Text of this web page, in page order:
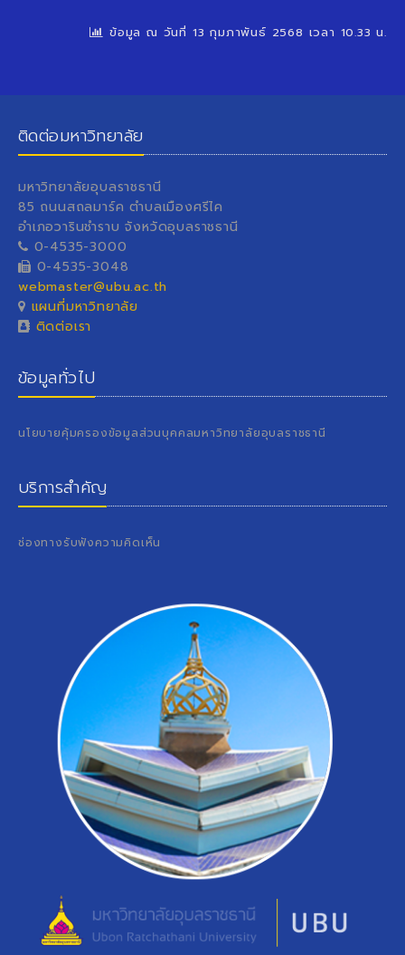
ข้อมูล ณ วันที่ 13 กุมภาพันธ์ 2568 เวลา 10.33 น.
ติดต่อมหาวิทยาลัย
มหาวิทยาลัยอุบลราชธานี
85 ถนนสถลมาร์ค ตำบลเมืองศรีไค
อำเภอวารินชำราบ จังหวัดอุบลราชธานี
0-4535-3000
0-4535-3048
webmaster@ubu.ac.th
แผนที่มหาวิทยาลัย
ติดต่อเรา
ข้อมูลทั่วไป
นโยบายคุ้มครองข้อมูลส่วนบุคคลมหาวิทยาลัยอุบลราชธานี
บริการสำคัญ
ช่องทางรับฟังความคิดเห็น